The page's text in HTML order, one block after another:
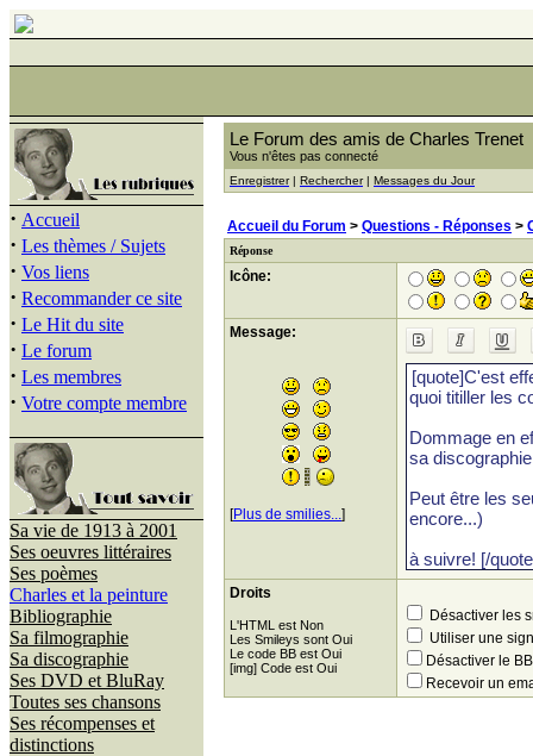
· Accueil
· Les thèmes / Sujets
· Vos liens
· Recommander ce site
· Le Hit du site
· Le forum
· Les membres
· Votre compte membre
Sa vie de 1913 à 2001
Ses oeuvres littéraires
Ses poèmes
Charles et la peinture
Bibliographie
Sa filmographie
Sa discographie
Ses DVD et BluRay
Toutes ses chansons
Ses récompenses et
distinctions
Le Forum des amis de Charles Trenet
Vous n'êtes pas connecté
Enregistrer| Rechercher| Messages du Jour
Accueil du Forum > Questions - Réponses >
Réponse
Icône:
Message:
[Plus de smilies...]
Droits
L'HTML est Non
Les Smileys sont Oui
Le code BB est Oui
[img] Code est Oui
Désactiver les
Utiliser une
Désactiver le
Recevoir un